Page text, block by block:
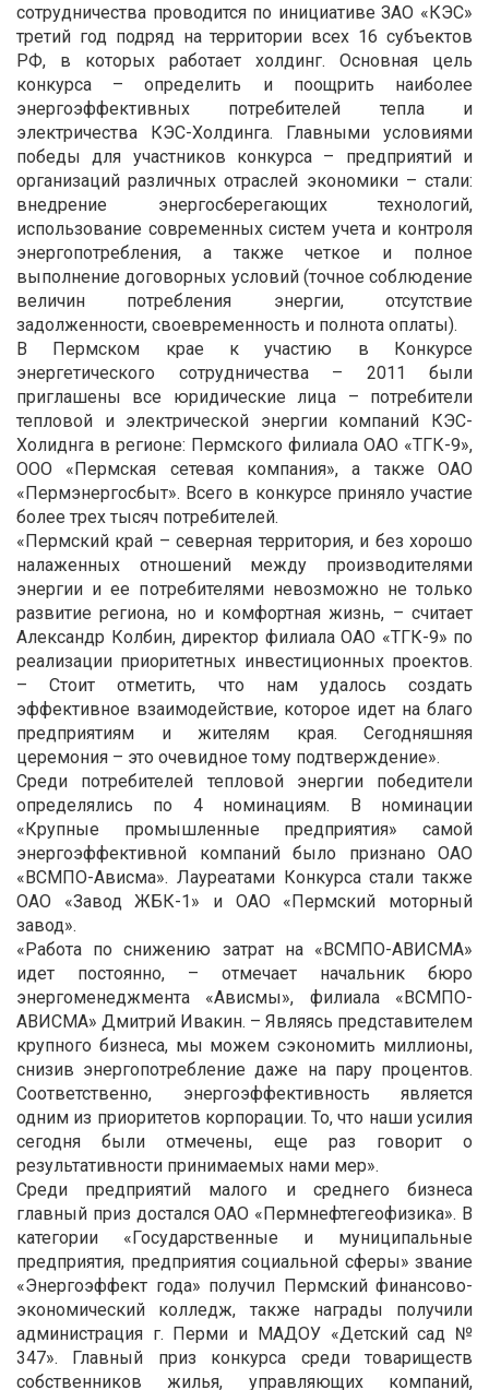
сотрудничества проводится по инициативе ЗАО «КЭС»
третий год подряд на территории всех 16 субъектов
РФ, в которых работает холдинг. Основная цель
конкурса – определить и поощрить наиболее
энергоэффективных потребителей тепла и
электричества КЭС-Холдинга. Главными условиями
победы для участников конкурса – предприятий и
организаций различных отраслей экономики – стали:
внедрение энергосберегающих технологий,
использование современных систем учета и контроля
энергопотребления, а также четкое и полное
выполнение договорных условий (точное соблюдение
величин потребления энергии, отсутствие
задолженности, своевременность и полнота оплаты).
В Пермском крае к участию в Конкурсе
энергетического сотрудничества – 2011 были
приглашены все юридические лица – потребители
тепловой и электрической энергии компаний КЭС-
Холиднга в регионе: Пермского филиала ОАО «ТГК-9»,
ООО «Пермская сетевая компания», а также ОАО
«Пермэнергосбыт». Всего в конкурсе приняло участие
более трех тысяч потребителей.
«Пермский край – северная территория, и без хорошо
налаженных отношений между производителями
энергии и ее потребителями невозможно не только
развитие региона, но и комфортная жизнь, – считает
Александр Колбин, директор филиала ОАО «ТГК-9» по
реализации приоритетных инвестиционных проектов.
– Стоит отметить, что нам удалось создать
эффективное взаимодействие, которое идет на благо
предприятиям и жителям края. Сегодняшняя
церемония – это очевидное тому подтверждение».
Среди потребителей тепловой энергии победители
определялись по 4 номинациям. В номинации
«Крупные промышленные предприятия» самой
энергоэффективной компаний было признано ОАО
«ВСМПО-Ависма». Лауреатами Конкурса стали также
ОАО «Завод ЖБК-1» и ОАО «Пермский моторный
завод».
«Работа по снижению затрат на «ВСМПО-АВИСМА»
идет постоянно, – отмечает начальник бюро
энергоменеджмента «Ависмы», филиала «ВСМПО-
АВИСМА» Дмитрий Ивакин. – Являясь представителем
крупного бизнеса, мы можем сэкономить миллионы,
снизив энергопотребление даже на пару процентов.
Соответственно, энергоэффективность является
одним из приоритетов корпорации. То, что наши усилия
сегодня были отмечены, еще раз говорит о
результативности принимаемых нами мер».
Среди предприятий малого и среднего бизнеса
главный приз достался ОАО «Пермнефтегеофизика». В
категории «Государственные и муниципальные
предприятия, предприятия социальной сферы» звание
«Энергоэффект года» получил Пермский финансово-
экономический колледж, также награды получили
администрация г. Перми и МАДОУ «Детский сад №
347». Главный приз конкурса среди товариществ
собственников жилья, управляющих компаний,